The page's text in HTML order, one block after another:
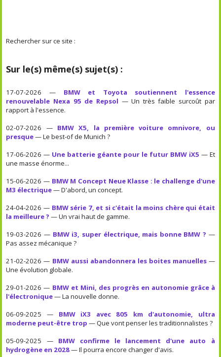
Rechercher sur ce site :
Sur le(s) même(s) sujet(s) :
17-07-2026 — BMW et Toyota soutiennent l'essence
renouvelable Nexa 95 de Repsol — Un très faible surcoût par
rapport à l'essence.
02-07-2026 — BMW X5, la première voiture omnivore, ou
presque— Le best-of de Munich ?
17-06-2026 — Une batterie géante pour le futur BMW iX5 — Et
une masse énorme...
15-06-2026 — BMW M Concept Neue Klasse : le challenge d'une
M3 électrique— D'abord, un concept.
24-04-2026 — BMW série 7, et si c'était la moins chère qui était
la meilleure ? — Un vrai haut de gamme.
19-03-2026 — BMW i3, super électrique, mais bonne BMW ? —
Pas assez mécanique ?
21-02-2026 — BMW aussi abandonnera les boites manuelles—
Une évolution globale.
29-01-2026 — BMW et Mini, des progrès en autonomie grâce à
l'électronique— La nouvelle donne.
06-09-2025 — BMW iX3 avec 805 km d'autonomie, ultra
moderne peut-être trop — Que vont penser les traditionnalistes ?
05-09-2025 — BMW confirme le lancement d'une auto à
hydrogène en 2028— Il pourra encore changer d'avis.